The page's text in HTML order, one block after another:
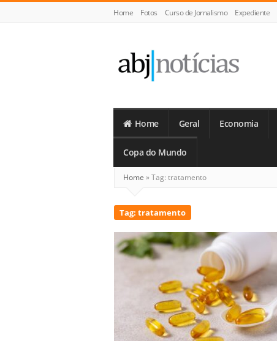
Home Fotos Curso de Jornalismo Expediente
Notícias
Home Geral Economia
Copa do Mundo
Home »Tag: tratamento
Tag: tratamento